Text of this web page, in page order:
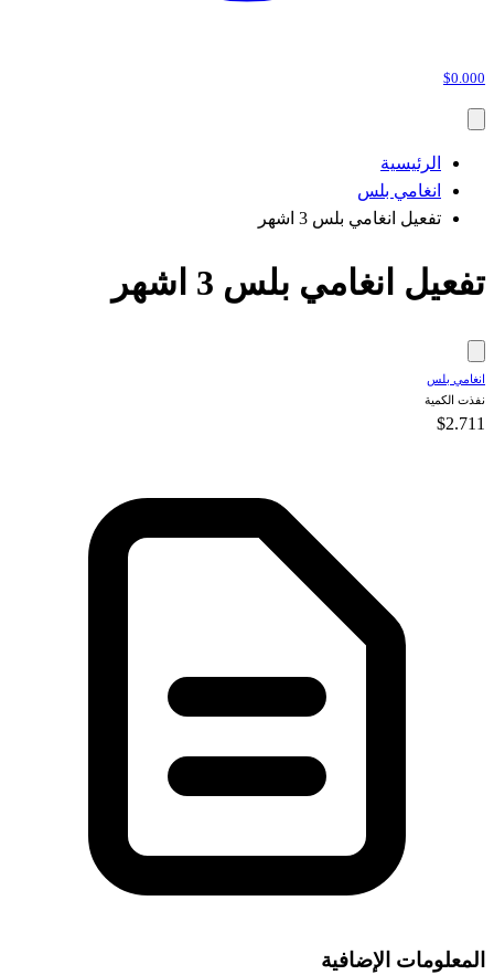
$0.000
الرئيسية
انغامي بلس
تفعيل انغامي بلس 3 اشهر
تفعيل انغامي بلس 3 اشهر
انغامي بلس
نفذت الكمية
$2.711
المعلومات الإضافية